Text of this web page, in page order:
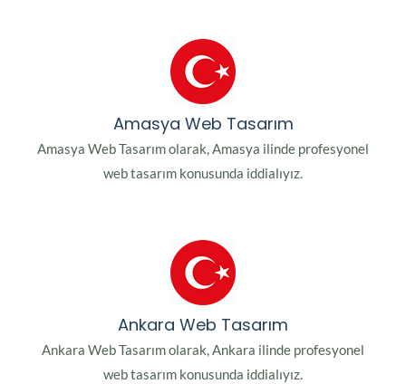
Amasya Web Tasarım
Amasya Web Tasarım olarak, Amasya ilinde profesyonel
web tasarım konusunda iddialıyız.
Ankara Web Tasarım
Ankara Web Tasarım olarak, Ankara ilinde profesyonel
web tasarım konusunda iddialıyız.